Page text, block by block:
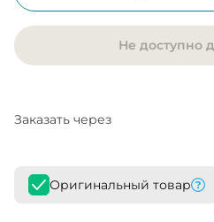
Не доступно
Заказать через
Оригинальный товар